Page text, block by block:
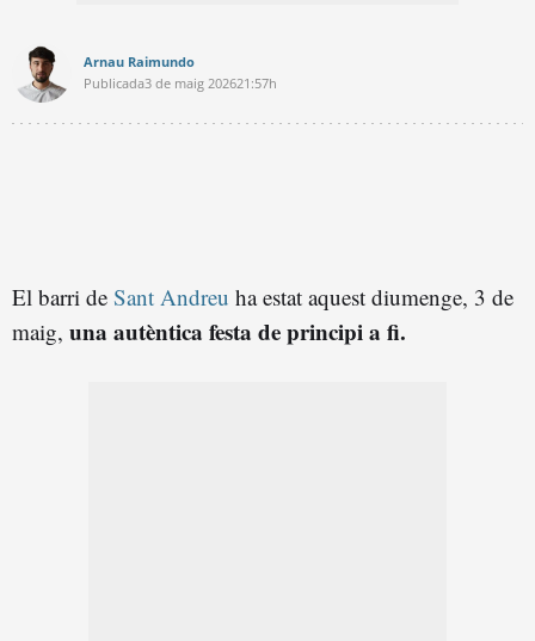
Arnau Raimundo
Publicada3 de maig 202621:57h
El barri de Sant Andreu ha estat aquest diumenge, 3 de
maig, una autèntica festa de principi a fi.